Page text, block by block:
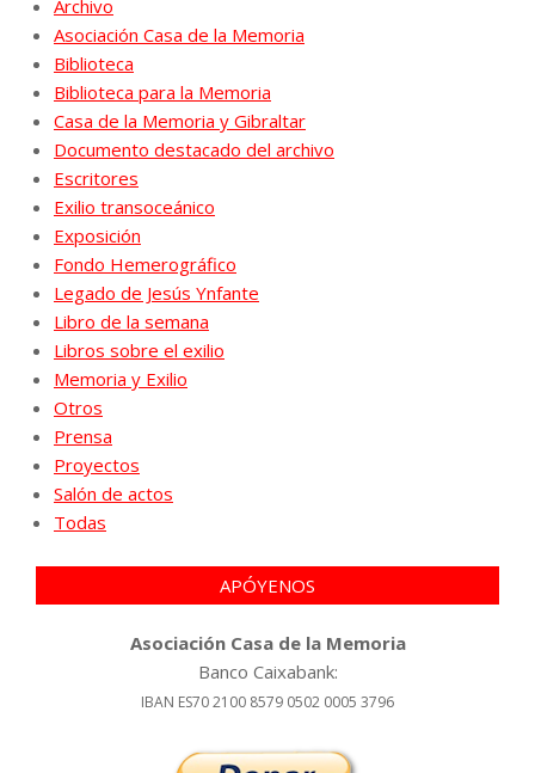
Archivo
Asociación Casa de la Memoria
Biblioteca
Biblioteca para la Memoria
Casa de la Memoria y Gibraltar
Documento destacado del archivo
Escritores
Exilio transoceánico
Exposición
Fondo Hemerográfico
Legado de Jesús Ynfante
Libro de la semana
Libros sobre el exilio
Memoria y Exilio
Otros
Prensa
Proyectos
Salón de actos
Todas
APÓYENOS
Asociación Casa de la Memoria
Banco Caixabank:
IBAN ES70 2100 8579 0502 0005 3796